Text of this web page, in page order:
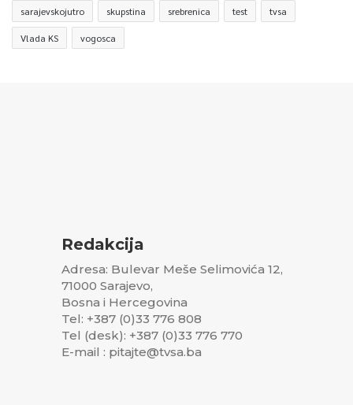
sarajevskojutro skupstina srebrenica test tvsa
Vlada KS vogosca
Redakcija
Adresa: Bulevar Meše Selimovića 12,
71000 Sarajevo,
Bosna i Hercegovina
Tel: +387 (0)33 776 808
Tel (desk): +387 (0)33 776 770
E-mail : pitajte@tvsa.ba